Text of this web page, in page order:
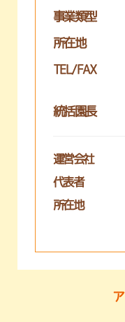
事業類型
所在地
TEL/FAX
統括園長
運営会社
代表者
所在地